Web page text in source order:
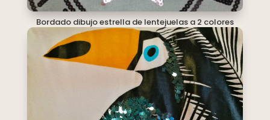
Bordado dibujo estrella de lentejuelas a 2 colores